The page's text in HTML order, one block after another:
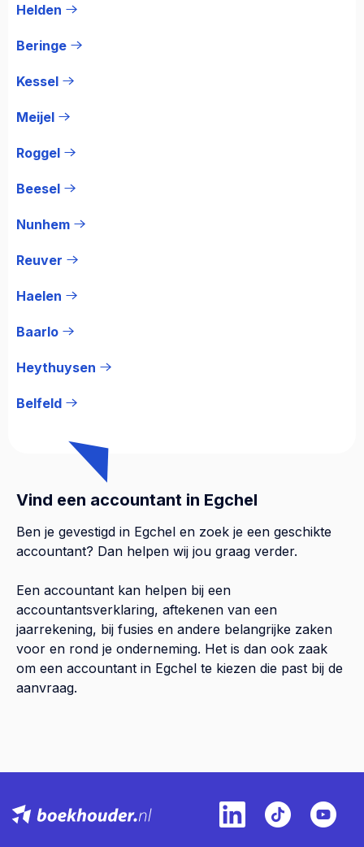
Helden
Beringe
Kessel
Meijel
Roggel
Beesel
Nunhem
Reuver
Haelen
Baarlo
Heythuysen
Belfeld
Vind een accountant in Egchel
Ben je gevestigd in Egchel en zoek je een geschikte
accountant? Dan helpen wij jou graag verder.
Een accountant kan helpen bij een
accountantsverklaring, aftekenen van een
jaarrekening, bij fusies en andere belangrijke zaken
voor en rond je onderneming. Het is dan ook zaak
om een accountant in Egchel te kiezen die past bij de
aanvraag.